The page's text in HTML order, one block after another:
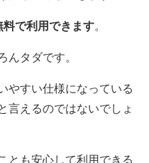
料で利用できます。
んタダです。
やすい仕様になっている
言えるのではないでしょ
とも安心して利用できる